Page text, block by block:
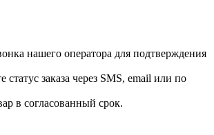
нашего оператора для подтверждения
статус заказа через SMS, email или по
в согласованный срок.